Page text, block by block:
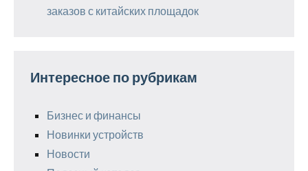
заказов с китайских площадок
Интересное по рубрикам
Бизнес и финансы
Новинки устройств
Новости